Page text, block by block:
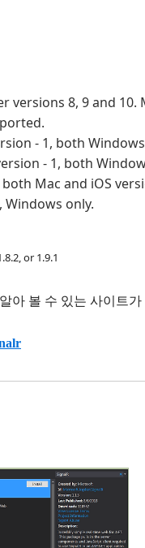
versions 8, 9 and 10.
- 1, both
- 1, both
Mac and iOS
Windows only.
or 1.9.1
아 볼 수 있는 사이트